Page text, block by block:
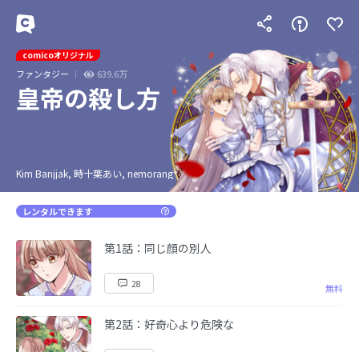
comicoオリジナル
ファンタジー 639.6万
皇帝の殺し方
Kim Banjjak, 時十葉あい, nemorang
レンタルできます
第1話：同じ顔の別人
28 無料
第2話：好奇心より危険な